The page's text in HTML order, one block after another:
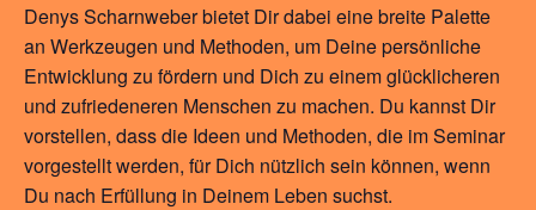
Denys Scharnweber bietet Dir dabei eine breite Palette
an Werkzeugen und Methoden, um Deine persönliche
Entwicklung zu fördern und Dich zu einem glücklicheren
und zufriedeneren Menschen zu machen. Du kannst Dir
vorstellen, dass die Ideen und Methoden, die im Seminar
vorgestellt werden, für Dich nützlich sein können, wenn
Du nach Erfüllung in Deinem Leben suchst.